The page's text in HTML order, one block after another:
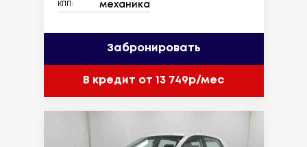
КПП: механика
Забронировать
В кредит от 13 749р/мес